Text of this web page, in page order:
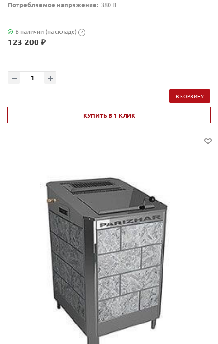
Потребляемое напряжение: 380 В
В наличии (на складе) ?
123 200 ₽
В КОРЗИНУ
КУПИТЬ В 1 КЛИК